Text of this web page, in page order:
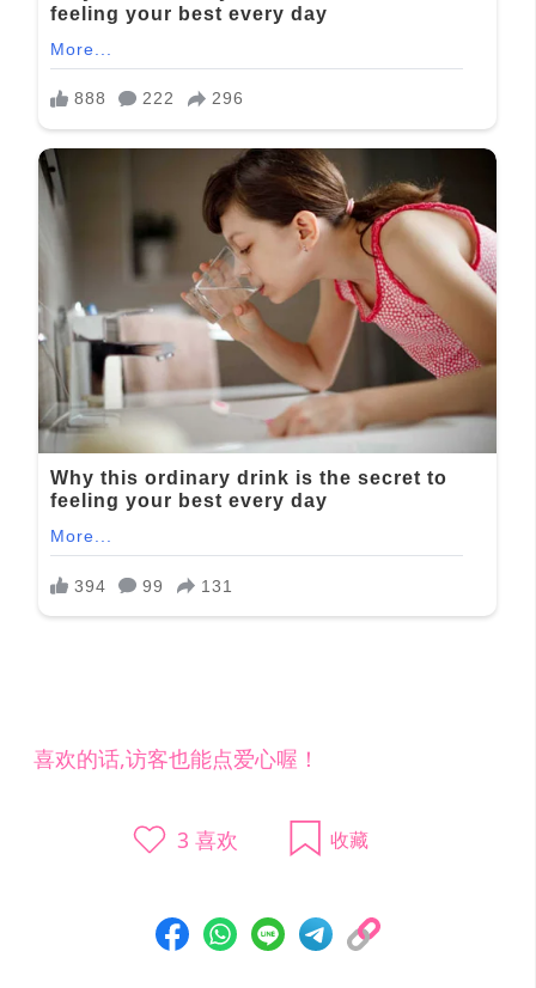
喜欢的话,访客也能点爱心喔！
3 喜欢 收藏